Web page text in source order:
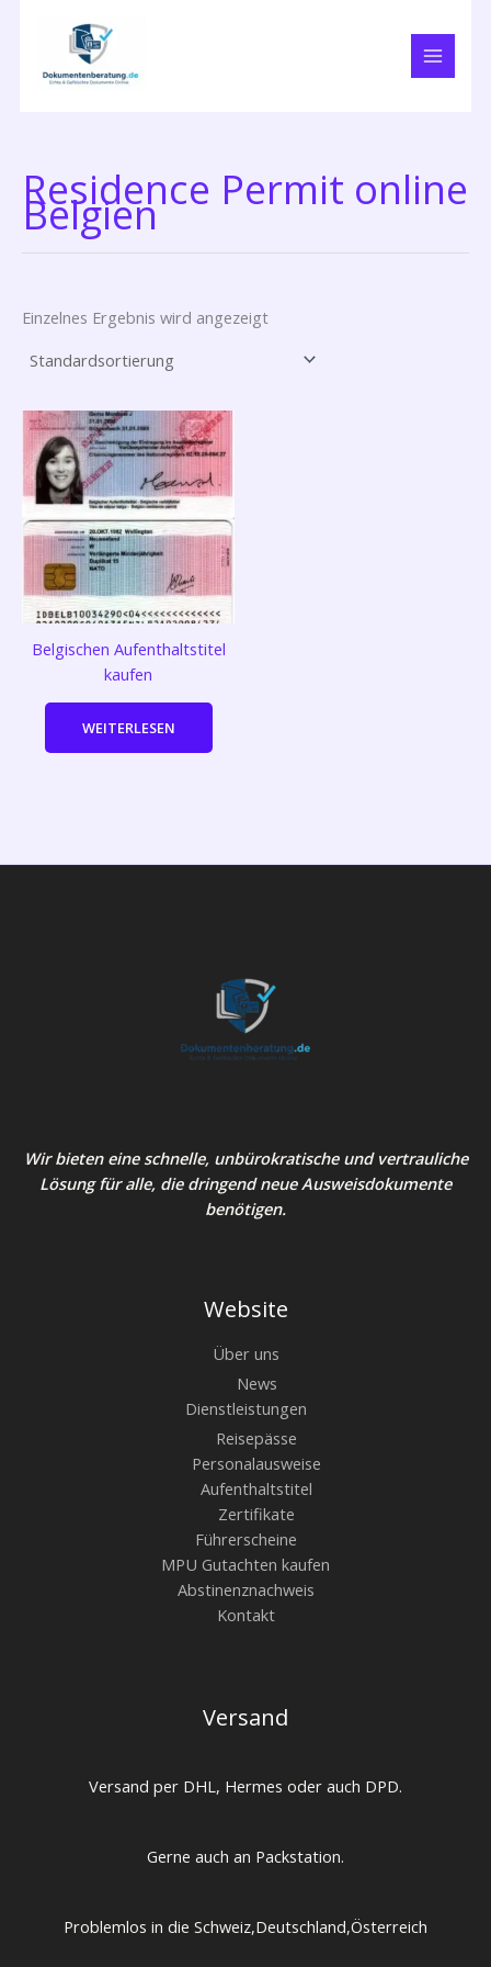
Residence Permit online
Belgien
Einzelnes Ergebnis wird angezeigt
Belgischen Aufenthaltstitel
kaufen
WEITERLESEN
Wir bieten eine schnelle, unbürokratische und vertrauliche
Lösung für alle, die dringend neue Ausweisdokumente
benötigen.
Website
Über uns
News
Dienstleistungen
Reisepässe
Personalausweise
Aufenthaltstitel
Zertifikate
Führerscheine
MPU Gutachten kaufen
Abstinenznachweis
Kontakt
Versand
Versand per DHL, Hermes oder auch DPD.
Gerne auch an Packstation.
Problemlos in die Schweiz,Deutschland,Österreich